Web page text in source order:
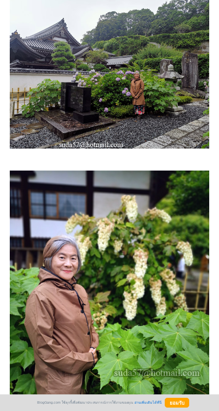
BlogGang.com ใช้คุกกี้เพื่อพัฒนาประสบการณ์การใช้งานของคุณ อ่านเพิ่มเติมได้ที่นี่